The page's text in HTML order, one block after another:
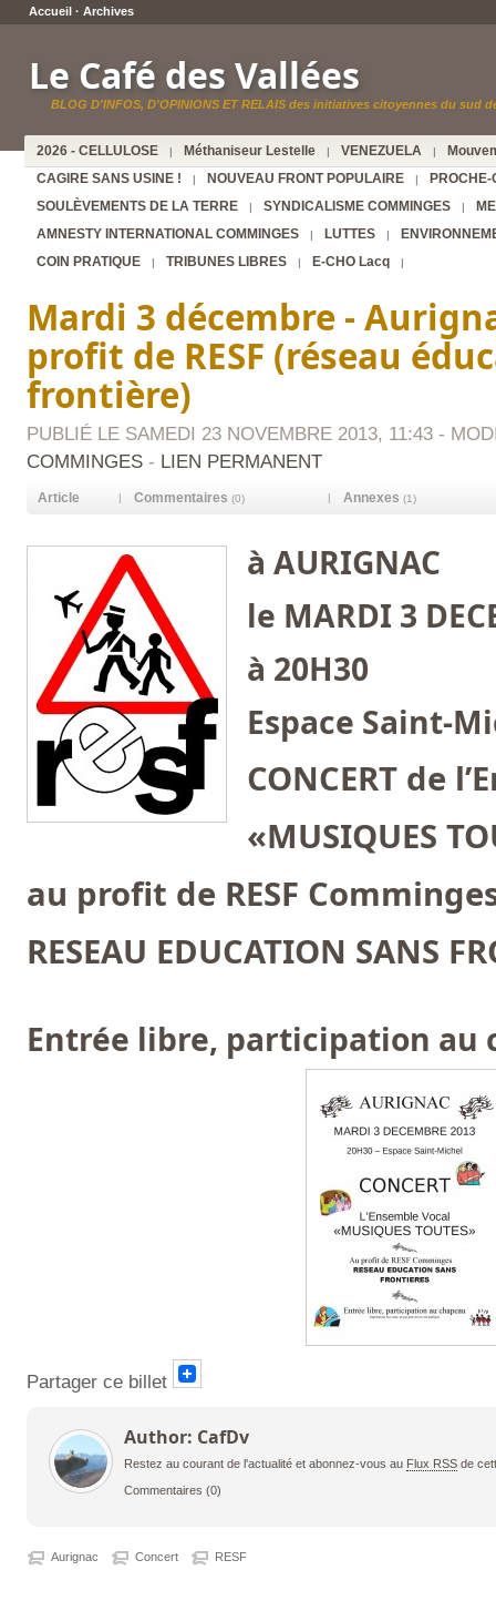
Accueil · Archives
Le Café des Vallées
BLOG D'INFOS, D'OPINIONS ET RELAIS des initiatives citoyennes du sud
2026 - CELLULOSE | Méthaniseur Lestelle | VENEZUELA |
CAGIRE SANS USINE !
| NOUVEAU FRONT POPULAIRE |
PROCHE-
SOULÈVEMENTS DE LA TERRE
| SYNDICALISME COMMINGES |
AMNESTY INTERNATIONAL COMMINGES
| LUTTES |
COIN PRATIQUE
| TRIBUNES LIBRES | E-CHO Lacq |
Mardi 3 décembre -
profit de RESF (réseau
frontière)
PUBLIÉ LE SAMEDI 23 NOVEMBRE 2013, 11:43 -
COMMINGES - LIEN PERMANENT
Article | Commentaires (0) | Annexes (1)
à AURIGNAC
le MARDI 3
à 20H30
Espace Saint-
CONCERT de
«MUSIQUES
au profit de RESF
RESEAU EDUCATION SANS
Entrée libre, participation au
Partager ce billet
Author: CafDv
Restez au courant de l'actualité et abonnez-vous au Flux RSS de
Commentaires (0)
Aurignac Concert RESF